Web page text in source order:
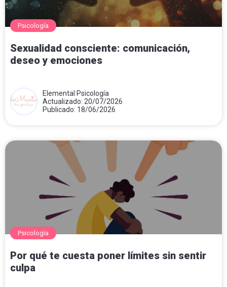
Psicología
Sexualidad consciente: comunicación,
deseo y emociones
Elemental Psicología
Actualizado: 20/07/2026
Publicado: 18/06/2026
Psicología
Por qué te cuesta poner límites sin sentir
culpa